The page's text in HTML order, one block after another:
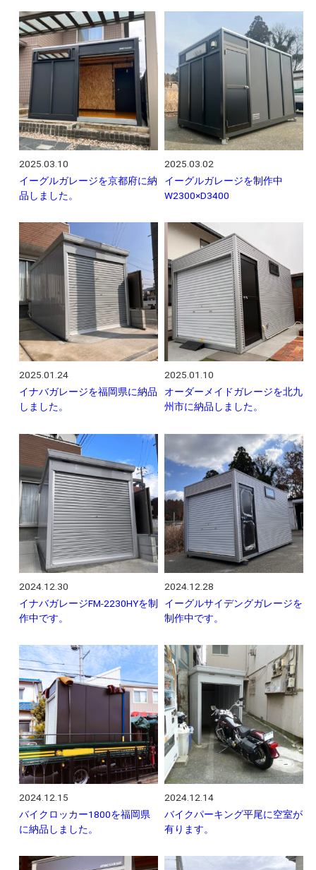
2025.03.10
イーグルガレージを京都府に納
品しました。
2025.03.02
イーグルガレージを制作中
W2300×D3400
2025.01.24
イナバガレージを福岡県に納品
しました。
2025.01.10
オーダーメイドガレージを北九
州市に納品しました。
2024.12.30
イナバガレージFM-2230HYを制
作中です。
2024.12.28
イーグルサイデングガレージを
制作中です。
2024.12.15
バイクロッカー1800を福岡県
に納品しました。
2024.12.14
バイクパーキング平尾に空室が
有ります。